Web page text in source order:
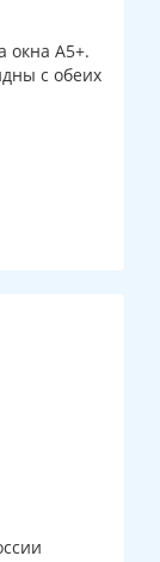
окна А5+.
с обеих